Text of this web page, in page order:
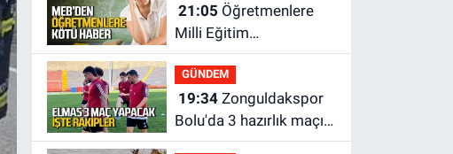
21:05
Milli Eğitim
Bakanlığı'ndan kötü
haber
GÜNDEM
19:34Zonguldakspor
Bolu'da 3 hazırlık maçı
oynayacak... İşte